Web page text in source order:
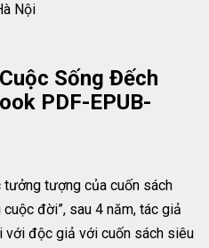
Nội
Sống Đếch
PDF-EPUB-
tượng của cuốn sách
đời”, sau 4 năm, tác giả
với độc giả với cuốn sách siêu